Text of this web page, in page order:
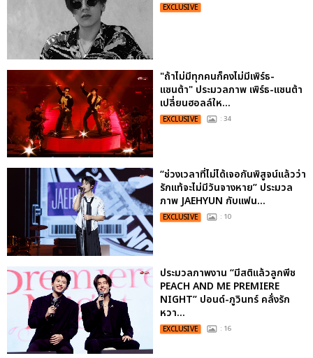
EXCLUSIVE
"ถ้าไม่มีทุกคนก็คงไม่มีเพิร์ธ-
แซนต้า" ประมวลภาพ เพิร์ธ-แซนต้า
เปลี่ยนฮอลล์ให...
EXCLUSIVE : 34
“ช่วงเวลาที่ไม่ได้เจอกันพิสูจน์แล้วว่า
รักแท้จะไม่มีวันจางหาย” ประมวล
ภาพ JAEHYUN กับแฟน...
EXCLUSIVE : 10
ประมวลภาพงาน “มีสติแล้วลูกพีช
PEACH AND ME PREMIERE
NIGHT” ปอนด์-ภูวินทร์ คลั่งรัก
หวา...
EXCLUSIVE : 16